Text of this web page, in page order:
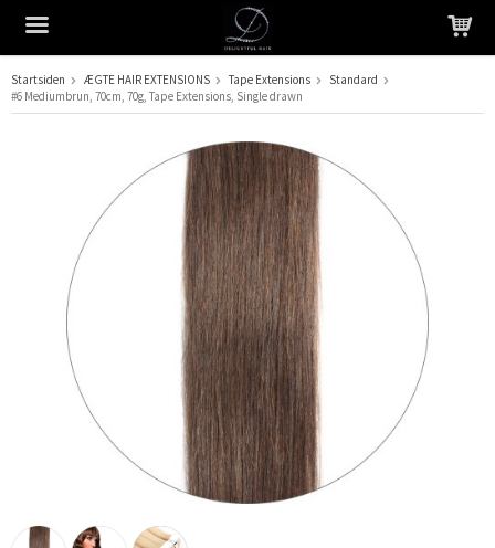
Produktet er blevet tilføjet til din indkøbskurv
Startsiden ÆGTE HAIR EXTENSIONS Tape Extensions
Standard
#6 Mediumbrun, 70cm, 70g, Tape Extensions, Single drawn